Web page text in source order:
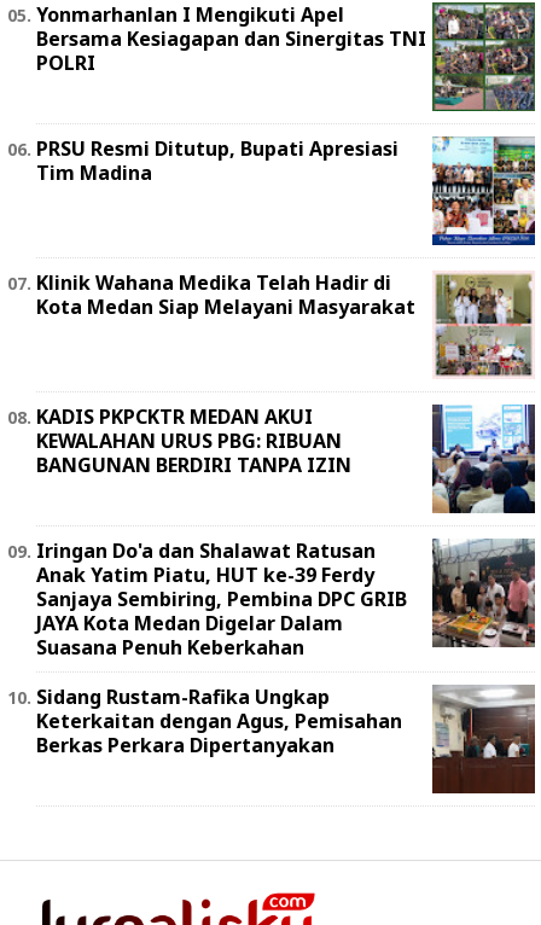
Yonmarhanlan I Mengikuti Apel
Bersama Kesiagapan dan Sinergitas TNI
POLRI
PRSU Resmi Ditutup, Bupati Apresiasi
Tim Madina
Klinik Wahana Medika Telah Hadir di
Kota Medan Siap Melayani Masyarakat
KADIS PKPCKTR MEDAN AKUI
KEWALAHAN URUS PBG: RIBUAN
BANGUNAN BERDIRI TANPA IZIN
Iringan Do'a dan Shalawat Ratusan
Anak Yatim Piatu, HUT ke-39 Ferdy
Sanjaya Sembiring, Pembina DPC GRIB
JAYA Kota Medan Digelar Dalam
Suasana Penuh Keberkahan
Sidang Rustam-Rafika Ungkap
Keterkaitan dengan Agus, Pemisahan
Berkas Perkara Dipertanyakan